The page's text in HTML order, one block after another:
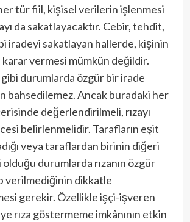
tür fiil, kişisel verilerin işlenmesi
da sakatlayacaktır. Cebir, tehdit,
iradeyi sakatlayan hallerde, kişinin
vermesi mümkün değildir.
gibi durumlarda özgür bir irade
bahsedilemez. Ancak buradaki her
değerlendirilmeli, rızayı
belirlenmelidir. Tarafların eşit
veya taraflardan birinin diğeri
durumlarda rızanın özgür
verilmediğinin dikkatle
gerekir. Özellikle işçi-işveren
rıza göstermeme imkânının etkin